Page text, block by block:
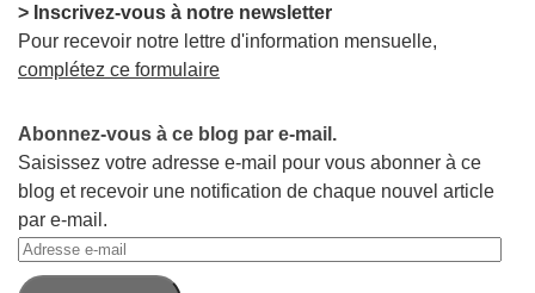
> Inscrivez-vous à notre newsletter
Pour recevoir notre lettre d'information mensuelle,
complétez ce formulaire
Abonnez-vous à ce blog par e-mail.
Saisissez votre adresse e-mail pour vous abonner à ce
blog et recevoir une notification de chaque nouvel article
par e-mail.
Adresse
e-